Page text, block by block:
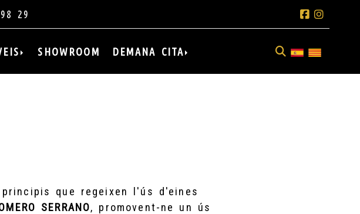
29
SHOWROOM DEMANA CITA
que regeixen l'ús d'eines
SERRANO, promovent-ne un ús